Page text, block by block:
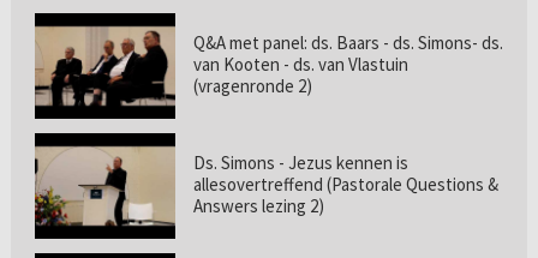
Q&A met panel: ds. Baars - ds. Simons- ds.
van Kooten - ds. van Vlastuin
(vragenronde 2)
Ds. Simons - Jezus kennen is
allesovertreffend (Pastorale Questions &
Answers lezing 2)